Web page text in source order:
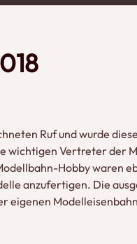
Ruf und wurde
wichtigen Vertreter der
Hobby waren
anzufertigen. Die